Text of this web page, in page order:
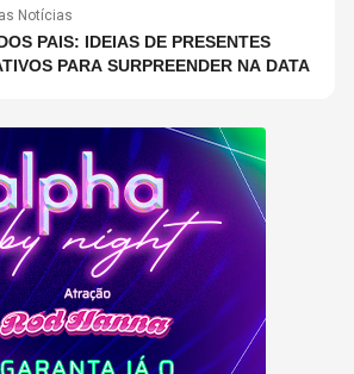
Notícias
IDEIAS DE PRESENTES
PARA SURPREENDER NA DATA